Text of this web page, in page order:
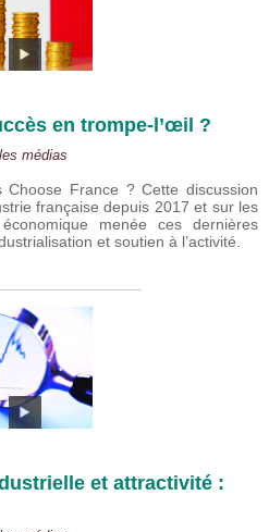
en trompe-l’œil ?
médias
France ? Cette discussion
française depuis 2017 et sur les
menée ces dernières
et soutien à l’activité.
et attractivité :